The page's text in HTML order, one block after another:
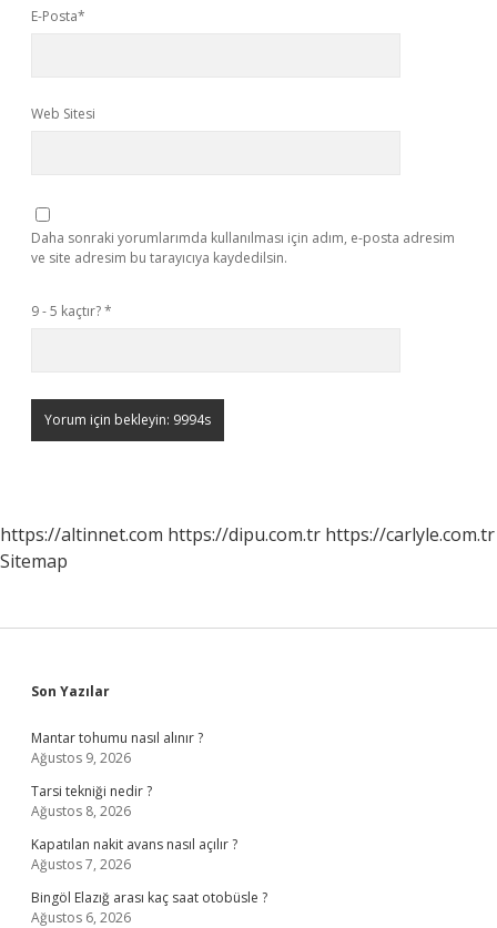
E-Posta*
Web Sitesi
Daha sonraki yorumlarımda kullanılması için adım, e-posta adresim
ve site adresim bu tarayıcıya kaydedilsin.
9 - 5 kaçtır?*
https://altinnet.com https://dipu.com.tr https://carlyle.com.tr
Sitemap
Sidebar
Son Yazılar
Mantar tohumu nasıl alınır ?
Ağustos 9, 2026
Tarsi tekniği nedir ?
Ağustos 8, 2026
Kapatılan nakit avans nasıl açılır ?
Ağustos 7, 2026
Bingöl Elazığ arası kaç saat otobüsle ?
Ağustos 6, 2026